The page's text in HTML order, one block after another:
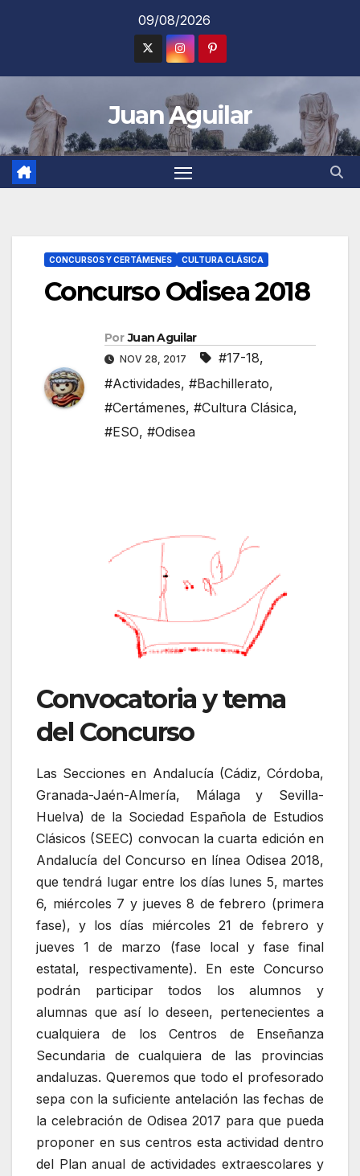
09/08/2026
Juan Aguilar
CONCURSOS Y CERTÁMENES CULTURA CLÁSICA
Concurso Odisea 2018
Por Juan Aguilar
NOV 28, 2017 #17-18,
#Actividades, #Bachillerato,
#Certámenes, #Cultura Clásica,
#ESO, #Odisea
Convocatoria y tema
del Concurso
Las Secciones en Andalucía (Cádiz, Córdoba,
Granada-Jaén-Almería, Málaga y Sevilla-
Huelva) de la Sociedad Española de Estudios
Clásicos (SEEC) convocan la cuarta edición en
Andalucía del Concurso en línea Odisea 2018,
que tendrá lugar entre los días lunes 5, martes
6, miércoles 7 y jueves 8 de febrero (primera
fase), y los días miércoles 21 de febrero y
jueves 1 de marzo (fase local y fase final
estatal, respectivamente). En este Concurso
podrán participar todos los alumnos y
alumnas que así lo deseen, pertenecientes a
cualquiera de los Centros de Enseñanza
Secundaria de cualquiera de las provincias
andaluzas. Queremos que todo el profesorado
sepa con la suficiente antelación las fechas de
la celebración de Odisea 2017 para que pueda
proponer en sus centros esta actividad dentro
del Plan anual de actividades extraescolares y